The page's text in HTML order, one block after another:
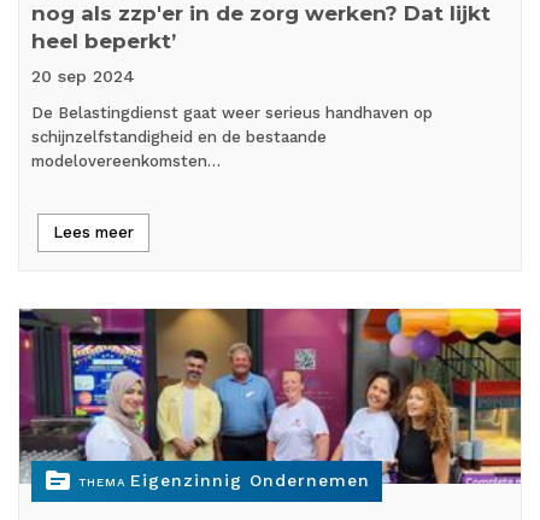
nog als zzp'er in de zorg werken? Dat lijkt
heel beperkt’
20 sep 2024
De Belastingdienst gaat weer serieus handhaven op
schijnzelfstandigheid en de bestaande
modelovereenkomsten…
Lees meer
topic THEMA Eigenzinnig Ondernemen